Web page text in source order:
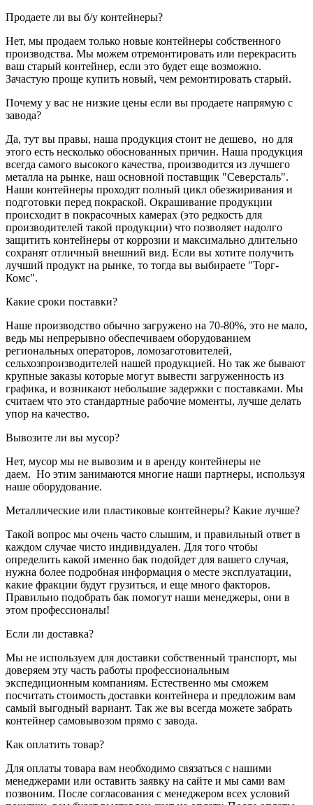
Продаете ли вы б/у контейнеры?
Нет, мы продаем только новые контейнеры собственного
производства. Мы можем отремонтировать или перекрасить
ваш старый контейнер, если это будет еще возможно.
Зачастую проще купить новый, чем ремонтировать старый.
Почему у вас не низкие цены если вы продаете напрямую с
завода?
Да, тут вы правы, наша продукция стоит не дешево, но для
этого есть несколько обоснованных причин. Наша продукция
всегда самого высокого качества, производится из лучшего
металла на рынке, наш основной поставщик "Северсталь".
Наши контейнеры проходят полный цикл обезжиривания и
подготовки перед покраской. Окрашивание продукции
происходит в покрасочных камерах (это редкость для
производителей такой продукции) что позволяет надолго
защитить контейнеры от коррозии и максимально длительно
сохранят отличный внешний вид. Если вы хотите получить
лучший продукт на рынке, то тогда вы выбираете "Торг-
Комс".
Какие сроки поставки?
Наше производство обычно загружено на 70-80%, это не мало,
ведь мы непрерывно обеспечиваем оборудованием
региональных операторов, ломозаготовителей,
сельхозпроизводителей нашей продукцией. Но так же бывают
крупные заказы которые могут вывести загруженность из
графика, и возникают небольшие задержки с поставками. Мы
считаем что это стандартные рабочие моменты, лучше делать
упор на качество.
Вывозите ли вы мусор?
Нет, мусор мы не вывозим и в аренду контейнеры не
даем. Но этим занимаются многие наши партнеры, используя
наше оборудование.
Металлические или пластиковые контейнеры? Какие лучше?
Такой вопрос мы очень часто слышим, и правильный ответ в
каждом случае чисто индивидуален. Для того чтобы
определить какой именно бак подойдет для вашего случая,
нужна более подробная информация о месте эксплуатации,
какие фракции будут грузиться, и еще много факторов.
Правильно подобрать бак помогут наши менеджеры, они в
этом профессионалы!
Если ли доставка?
Мы не используем для доставки собственный транспорт, мы
доверяем эту часть работы профессиональным
экспедиционным компаниям. Естественно мы сможем
посчитать стоимость доставки контейнера и предложим вам
самый выгодный вариант. Так же вы всегда можете забрать
контейнер самовывозом прямо с завода.
Как оплатить товар?
Для оплаты товара вам необходимо связаться с нашими
менеджерами или оставить заявку на сайте и мы сами вам
позвоним. После согласования с менеджером всех условий